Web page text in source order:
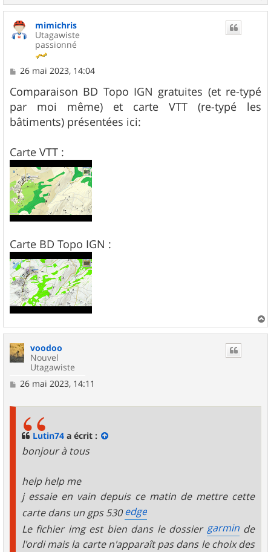
a
mimichris
Utagawiste
passionné
M
s
s
a
g
e
26 mai 2023, 14:04
Comparaison BD Topo IGN gratuites (et re-typé
par moi même) et carte VTT (re-typé les
bâtiments) présentées ici:
Carte VTT :
Carte BD Topo IGN :
a
voodoo
Nouvel
Utagawiste
M
26 mai 2023, 14:11
Lutin74 a écrit :
bonjour à tous
help help me
j essaie en vain depuis ce matin de mettre cette
carte dans un gps 530edge
Le fichier img est bien dans le dossier garminde
l'ordi mais la carte n'apparaît pas dans le choix des